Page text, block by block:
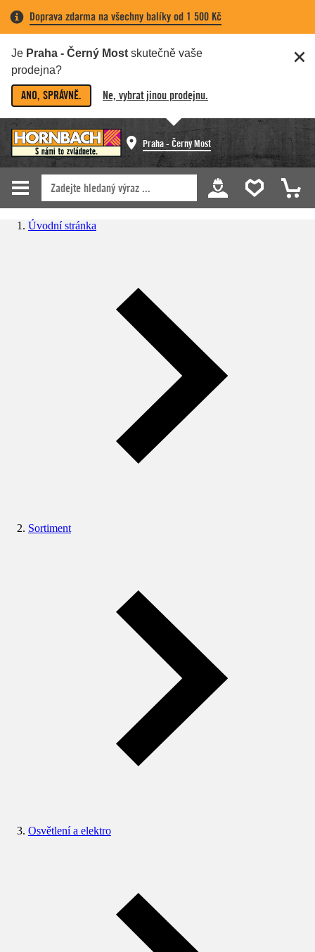
Doprava zdarma na všechny balíky od 1 500 Kč
Je Praha - Černý Most skutečně vaše
prodejna?
ANO, SPRÁVNĚ. Ne, vybrat jinou prodejnu.
Praha - Černý Most
Úvodní stránka
Sortiment
Osvětlení a elektro